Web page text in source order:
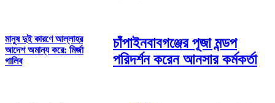
মানুষ দুই কারণে আল্লাহর
আদেশ অমান্য করে: মির্জা
গালিব
চাঁপাইনবাবগঞ্জের পূজা মন্ডপ
পরিদর্শন করেন আনসার কর্মকর্তা